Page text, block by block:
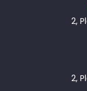
2,
2,